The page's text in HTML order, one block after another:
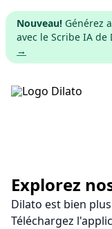
Nouveau! Générez
avec le Scribe IA de
→
Tarifs
Télécharger
Explorez
Dilato est bien
Téléchargez